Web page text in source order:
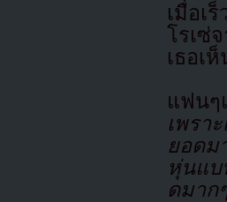
เมื่อเ
โรเซ่
เธอเ
แฟนๆ
เพรา
ยอดม
หุ่นแบ
ดมาก